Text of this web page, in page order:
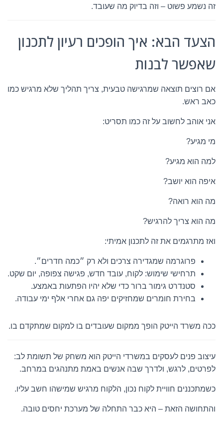
זה נשמע פשוט – וזה בדיוק מה שעובד.
הצעד הבא: איך הופכים רעיון לתכנון
שאפשר לבנות
אם רוצים תוצאה שמרגישה טבעית, צריך תהליך שלא מרגיש כמו
כאב ראש.
אני אוהב לחשוב על זה כמו תסריט:
מי מגיע?
למה הוא מגיע?
איפה הוא יושב?
מה הוא רואה?
מה הוא צריך להרגיש?
ואז מתרגמים את זה לתכנון אמיתי:
פרוגרמה שמגדירה צרכים ולא רק ״כמה חדרים״.
תרחישי שימוש: לקוח, עובד חדש, פגישה צפופה, יום שקט.
סטנדרט גימור ברור כדי שלא יהיו הפתעות באמצע.
בחירת חומרים שמחזיקים יפה גם אחרי אלף ימי עבודה.
ככה משרד הייטק הופך ממקום שעובדים בו למקום שמתקדם בו.
עיצוב פנים לעסקים במשרדי הייטק הוא משחק של תשומת לב:
לפרטים, לרגש, ולדרך שבה אנשים באמת מתנהגים במרחב.
כשמתכננים חוויית לקוח נכון, הלקוח מרגיש שמישהו חשב עליו.
והתחושה הזאת – היא כבר התחלה של מערכת יחסים טובה.